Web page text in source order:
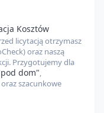
Kosztów
licytacją otrzymasz
oraz naszą
Przygotujemy dla
dom",
oraz szacunkowe